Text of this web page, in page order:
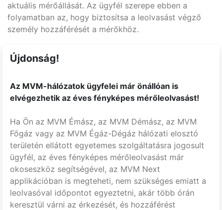
aktuális mérőállását. Az ügyfél szerepe ebben a
folyamatban az, hogy biztosítsa a leolvasást végző
személy hozzáférését a mérőkhöz.
Újdonság!
Az MVM-hálózatok ügyfelei már önállóan is
elvégezhetik az éves fényképes mérőleolvasást!
Ha Ön az MVM Émász, az MVM Démász, az MVM
Főgáz vagy az MVM Égáz-Dégáz hálózati elosztó
területén ellátott egyetemes szolgáltatásra jogosult
ügyfél, az éves fényképes mérőleolvasást már
okoseszköz segítségével, az MVM Next
applikációban is megteheti, nem szükséges emiatt a
leolvasóval időpontot egyeztetni, akár több órán
keresztül várni az érkezését, és hozzáférést